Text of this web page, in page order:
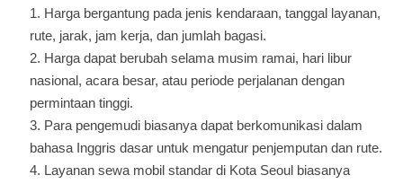
Harga bergantung pada jenis kendaraan, tanggal layanan,
rute, jarak, jam kerja, dan jumlah bagasi.
Harga dapat berubah selama musim ramai, hari libur
nasional, acara besar, atau periode perjalanan dengan
permintaan tinggi.
Para pengemudi biasanya dapat berkomunikasi dalam
bahasa Inggris dasar untuk mengatur penjemputan dan rute.
Layanan sewa mobil standar di Kota Seoul biasanya